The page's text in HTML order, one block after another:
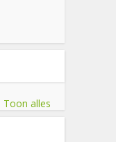
Toon alles